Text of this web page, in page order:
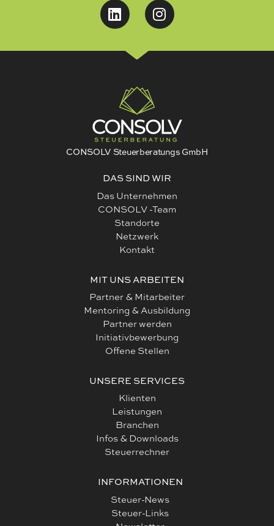
CONSOLV Steuerberatungs GmbH
DAS SIND WIR
Das Unternehmen
CONSOLV -Team
Standorte
Netzwerk
Kontakt
MIT UNS ARBEITEN
Partner & Mitarbeiter
Mentoring & Ausbildung
Partner werden
Initiativbewerbung
Offene Stellen
UNSERE SERVICES
Klienten
Leistungen
Branchen
Infos & Downloads
Steuerrechner
INFORMATIONEN
Steuer-News
Steuer-Links